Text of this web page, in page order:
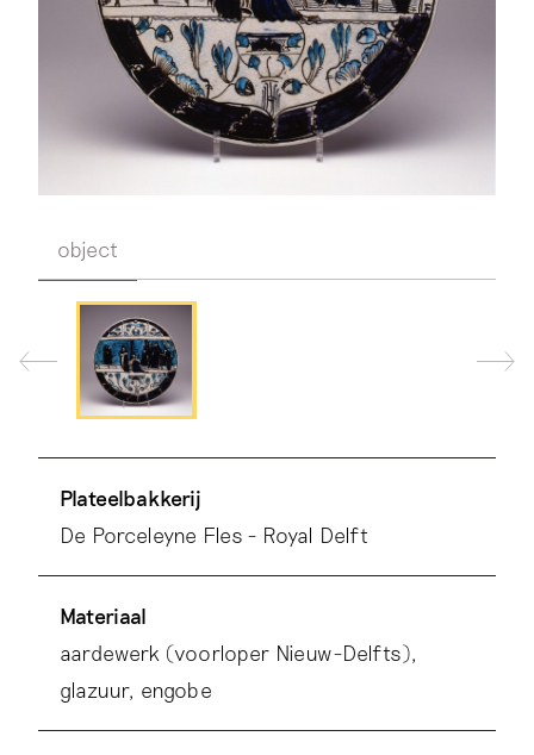
object
Plateelbakkerij
De Porceleyne Fles - Royal Delft
Materiaal
aardewerk (voorloper Nieuw-Delfts),
glazuur, engobe